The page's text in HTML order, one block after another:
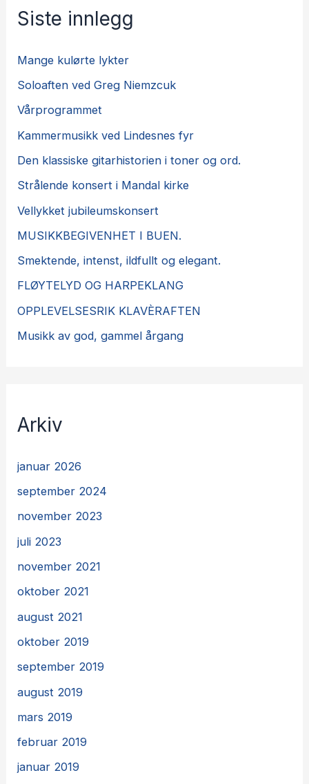
Siste innlegg
Mange kulørte lykter
Soloaften ved Greg Niemzcuk
Vårprogrammet
Kammermusikk ved Lindesnes fyr
Den klassiske gitarhistorien i toner og ord.
Strålende konsert i Mandal kirke
Vellykket jubileumskonsert
MUSIKKBEGIVENHET I BUEN.
Smektende, intenst, ildfullt og elegant.
FLØYTELYD OG HARPEKLANG
OPPLEVELSESRIK KLAVÈRAFTEN
Musikk av god, gammel årgang
Arkiv
januar 2026
september 2024
november 2023
juli 2023
november 2021
oktober 2021
august 2021
oktober 2019
september 2019
august 2019
mars 2019
februar 2019
januar 2019